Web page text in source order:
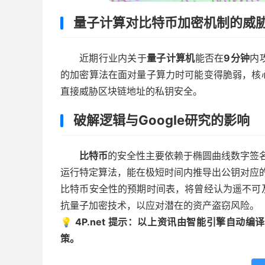
量子计算对比特币加密机制的威
近期行业内关于量子计算机能否在9分钟内
的加密算法在面对量子算力时可能变得脆弱，
直接威胁区块链地址的私钥安全。
破解逻辑与Google研究的影响
比特币的安全性主要依赖于椭圆曲线数字
运行特定算法，能在极短时间内推导出公钥对应
比特币安全性的预期时间表，将曾经认为遥不
抗量子加密技术，以应对潜在的资产盗窃风险。
💡 4P.net 提示：以上资讯由智能引擎自动编
策。